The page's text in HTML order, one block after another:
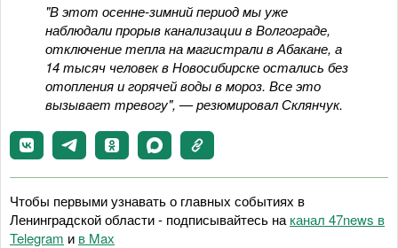
"В этот осенне-зимний период мы уже
наблюдали прорыв канализации в Волгограде,
отключение тепла на магистрали в Абакане, а
14 тысяч человек в Новосибирске остались без
отопления и горячей воды в мороз. Все это
вызывает тревогу", — резюмировал Склянчук.
Чтобы первыми узнавать о главных событиях в
Ленинградской области - подписывайтесь на канал 47news в
Telegram и в Maх